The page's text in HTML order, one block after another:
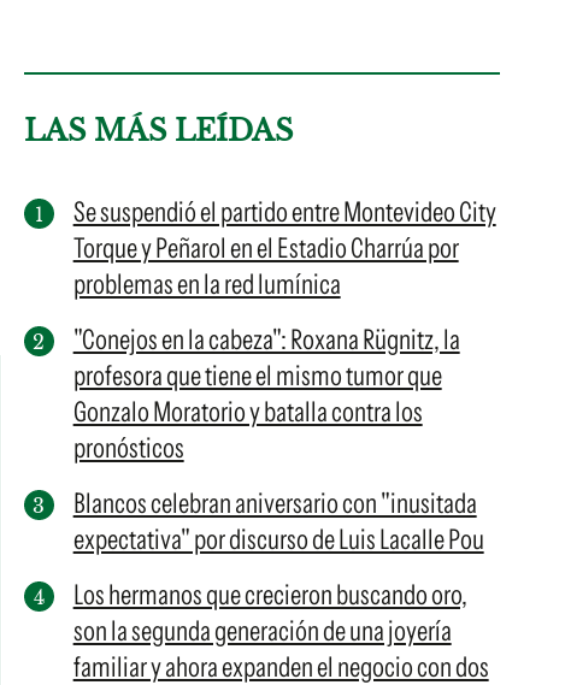
LAS MÁS LEÍDAS
Se suspendió el partido entre Montevideo City
Torque y Peñarol en el Estadio Charrúa por
problemas en la red lumínica
"Conejos en la cabeza": Roxana Rügnitz, la
profesora que tiene el mismo tumor que
Gonzalo Moratorio y batalla contra los
pronósticos
Blancos celebran aniversario con "inusitada
expectativa" por discurso de Luis Lacalle Pou
Los hermanos que crecieron buscando oro,
son la segunda generación de una joyería
familiar y ahora expanden el negocio con dos